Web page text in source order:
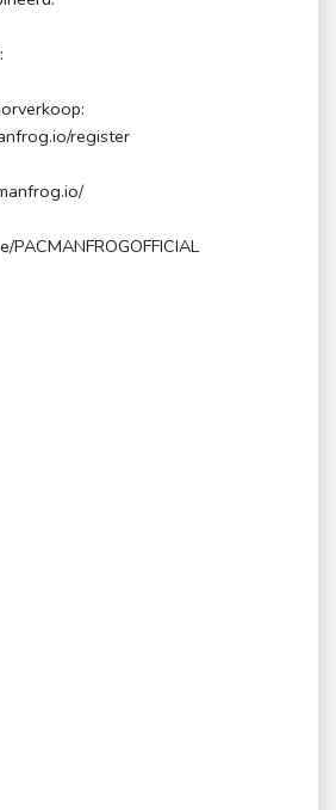
register
PACMANFROGOFFICIAL